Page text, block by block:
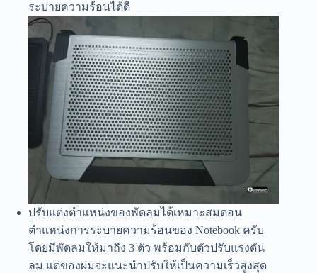
ระบายความร้อนได้ดี
ปรับแต่งตำแหน่งของพัดลมได้เหมาะสมตอน
ตำแหน่งการระบายความร้อนของ Notebook ครับ
โดยมีพัดลมให้มาถึง 3 ตัว พร้อมกับตัวปรับแรงดัน
ลม แต่ของผมจะแนะนำปรับให้เป็นความเร็วสูงสุด